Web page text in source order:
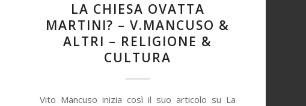
LA CHIESA OVATTA
MARTINI? – V.MANCUSO &
ALTRI – RELIGIONE &
CULTURA
Vito Mancuso inizia così il suo articolo su La